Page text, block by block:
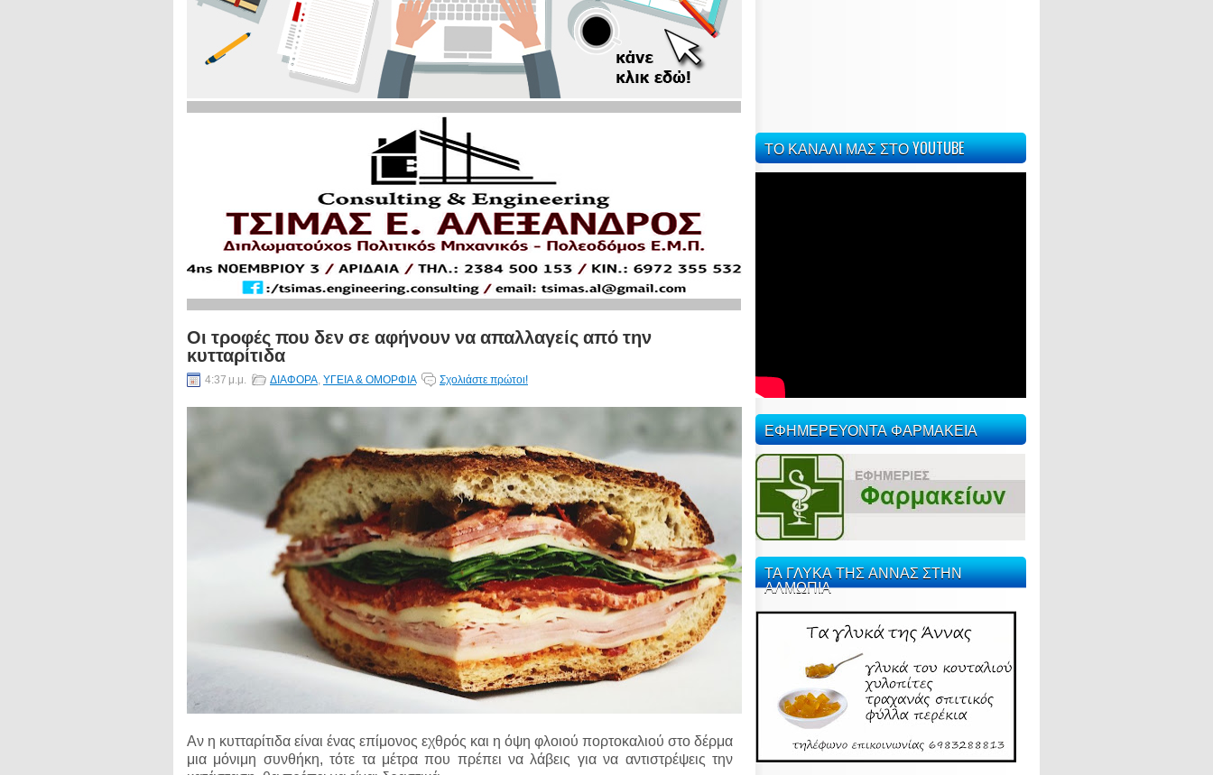
Οι τροφές που δεν σε αφήνουν να απαλλαγείς από την
κυτταρίτιδα
4:37 μ.μ. ΔΙΑΦΟΡΑ, ΥΓΕΙΑ & ΟΜΟΡΦΙΑ Σχολιάστε πρώτοι!
Αν η κυτταρίτιδα είναι ένας επίμονος εχθρός και η όψη φλοιού πορτοκαλιού στο δέρμα
μια μόνιμη συνθήκη, τότε τα μέτρα που πρέπει να λάβεις για να αντιστρέψεις την
ΤΟ ΚΑΝΑΛΙ ΜΑΣ ΣΤΟ YOUTUBE
ΕΦΗΜΕΡΕΥΟΝΤΑ ΦΑΡΜΑΚΕΙΑ
ΤΑ ΓΛΥΚΑ ΤΗΣ ΑΝΝΑΣ ΣΤΗΝ
ΑΛΜΩΠΙΑ